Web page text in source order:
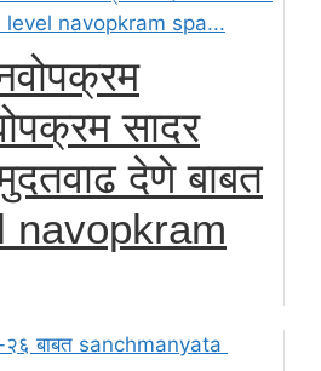
सादर
देणे बाबत
navopkram